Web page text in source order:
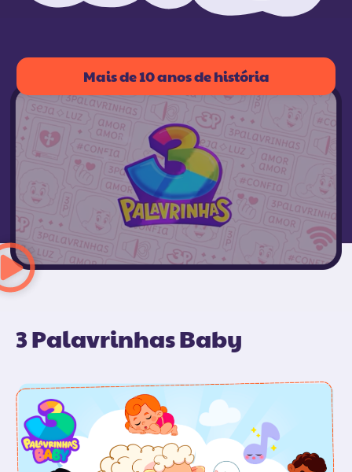
Mais de 10 anos de história
3 Palavrinhas Baby